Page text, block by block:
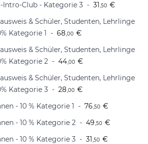
Intro-Club - Kategorie 3
31,50 €
& Schüler, Studenten, Lehrlinge
Kategorie 1
68,00 €
& Schüler, Studenten, Lehrlinge
Kategorie 2
44,00 €
& Schüler, Studenten, Lehrlinge
Kategorie 3
28,00 €
- 10 % Kategorie 1
76,50 €
- 10 % Kategorie 2
49,50 €
- 10 % Kategorie 3
31,50 €